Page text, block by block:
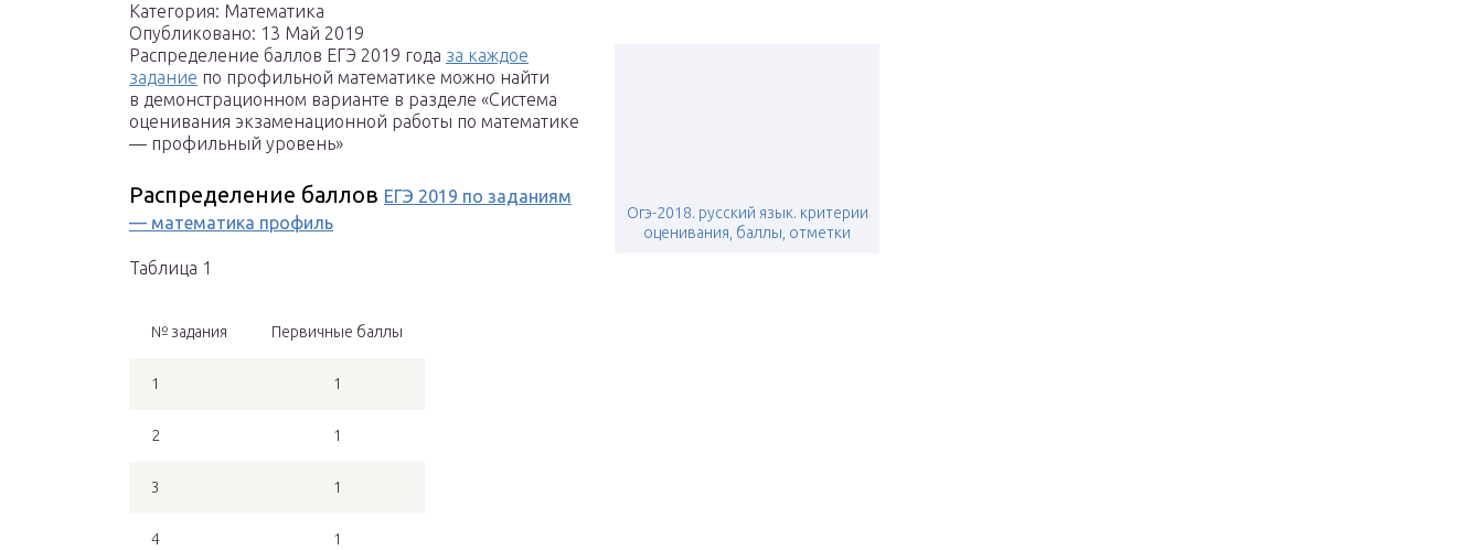
Категория: Математика
Опубликовано: 13 Май 2019
Огэ-2018. русский язык. критерии
оценивания, баллы, отметки
Распределение баллов ЕГЭ 2019 года за каждое
задание по профильной математике можно найти
в демонстрационном варианте в разделе «Система
оценивания экзаменационной работы по математике
— профильный уровень»
Распределение баллов ЕГЭ 2019 по заданиям
— математика профиль
Таблица 1
№ задания Первичные баллы
1 1
2 1
3 1
4 1